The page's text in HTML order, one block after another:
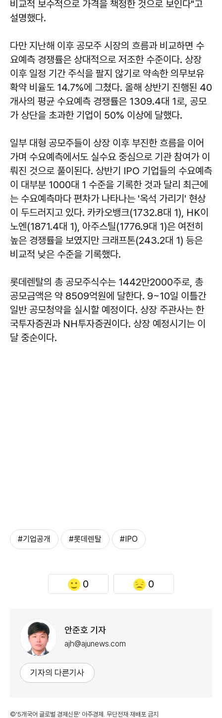
비교적 보수적으로 가격을 책정한 것으로 보인다"고
설명했다.
다만 지난해 이후 공모주 시장의 흐름과 비교하면 수
요예측 경쟁률은 상대적으로 저조한 수준이다. 상장
이후 일정 기간 주식을 팔지 않기로 약속한 의무보유
확약 비율도 14.7%에 그쳤다. 올해 상반기 진행된 40
개사의 평균 수요예측 경쟁률은 1309.4대 1로, 공모
가 상단을 초과한 기업이 50% 이상에 달했다.
일부 대형 공모주들이 상장 이후 부진한 흐름을 이어
가며 수요예측에서도 실수요 중심으로 기관 참여가 이
뤄진 것으로 풀이된다. 상반기 IPO 기업들의 수요예측
이 대부분 1000대 1 수준을 기록한 것과 달리 최근에
는 수요예측마다 편차가 나타나는 '옥석 가리기' 현상
이 두드러지고 있다. 카카오뱅크(1732.8대 1), HK이
노엔(1871.4대 1), 아주스틸(1776.9대 1)은 여전히
높은 경쟁률을 보였지만 크래프톤(243.2대 1) 등은
비교적 낮은 수준을 기록했다.
롯데렌탈의 총 공모주식수는 1442만2000주로, 총
공모금액은 약 8509억원에 달한다. 9~10일 이틀간
일반 공모청약을 실시할 예정이다. 상장 주관사는 한
국투자증권과 NH투자증권이다. 상장 예정시기는 이
달 중순이다.
#기업공개 #롯데렌탈 #IPO
0 0
안준호 기자
ajh@ajunews.com
기자의 다른기사
©'5개국어 글로벌 경제신문' 아주경제. 무단전재·재배포 금지